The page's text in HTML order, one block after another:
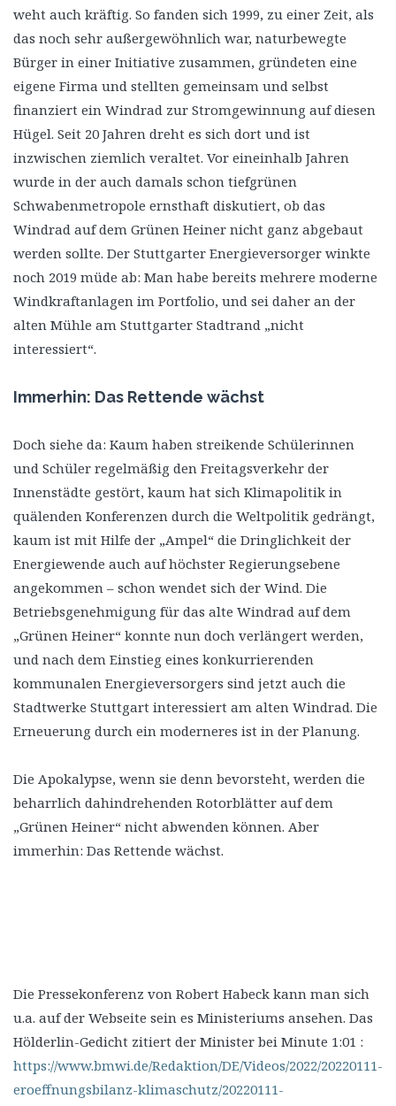
weht auch kräftig. So fanden sich 1999, zu einer Zeit, als
das noch sehr außergewöhnlich war, naturbewegte
Bürger in einer Initiative zusammen, gründeten eine
eigene Firma und stellten gemeinsam und selbst
finanziert ein Windrad zur Stromgewinnung auf diesen
Hügel. Seit 20 Jahren dreht es sich dort und ist
inzwischen ziemlich veraltet. Vor eineinhalb Jahren
wurde in der auch damals schon tiefgrünen
Schwabenmetropole ernsthaft diskutiert, ob das
Windrad auf dem Grünen Heiner nicht ganz abgebaut
werden sollte. Der Stuttgarter Energieversorger winkte
noch 2019 müde ab: Man habe bereits mehrere moderne
Windkraftanlagen im Portfolio, und sei daher an der
alten Mühle am Stuttgarter Stadtrand „nicht
interessiert“.
Immerhin: Das Rettende wächst
Doch siehe da: Kaum haben streikende Schülerinnen
und Schüler regelmäßig den Freitagsverkehr der
Innenstädte gestört, kaum hat sich Klimapolitik in
quälenden Konferenzen durch die Weltpolitik gedrängt,
kaum ist mit Hilfe der „Ampel“ die Dringlichkeit der
Energiewende auch auf höchster Regierungsebene
angekommen – schon wendet sich der Wind. Die
Betriebsgenehmigung für das alte Windrad auf dem
„Grünen Heiner“ konnte nun doch verlängert werden,
und nach dem Einstieg eines konkurrierenden
kommunalen Energieversorgers sind jetzt auch die
Stadtwerke Stuttgart interessiert am alten Windrad. Die
Erneuerung durch ein moderneres ist in der Planung.
Die Apokalypse, wenn sie denn bevorsteht, werden die
beharrlich dahindrehenden Rotorblätter auf dem
„Grünen Heiner“ nicht abwenden können. Aber
immerhin: Das Rettende wächst.
Die Pressekonferenz von Robert Habeck kann man sich
u.a. auf der Webseite sein es Ministeriums ansehen. Das
Hölderlin-Gedicht zitiert der Minister bei Minute 1:01 :
https://www.bmwi.de/Redaktion/DE/Videos/2022/20220111-
eroeffnungsbilanz-klimaschutz/20220111-